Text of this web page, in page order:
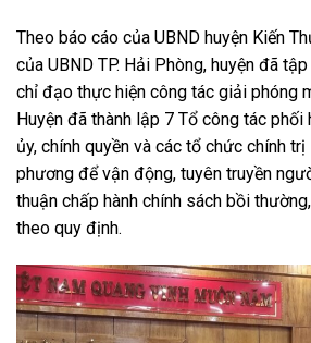
Theo báo cáo của UBND huyện Kiến
của UBND TP. Hải Phòng, huyện đã
chỉ đạo thực hiện công tác giải phóng
Huyện đã thành lập 7 Tổ công tác
ủy, chính quyền và các tổ chức chính
phương để vận động, tuyên truyền
thuận chấp hành chính sách bồi
theo quy định.